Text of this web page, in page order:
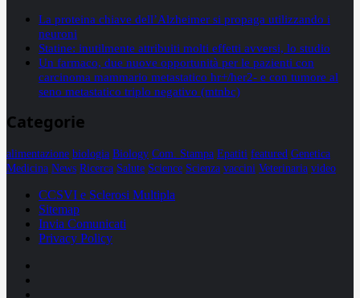
La proteina chiave dell’Alzheimer si propaga utilizzando i
neuroni
Statine: inutilmente attribuiti molti effetti avversi, lo studio
Un farmaco, due nuove opportunità per le pazienti con
carcinoma mammario metastatico hr+/her2- e con tumore al
seno metastatico triplo negativo (mtnbc)
Categorie
alimentazione biologia Biology Com. Stampa Epatiti featured Genetica
Medicina News Ricerca Salute Science Scienza vaccini Veterinaria video
CCSVI e Sclerosi Multipla
Sitemap
Invia Comunicati
Privacy Policy